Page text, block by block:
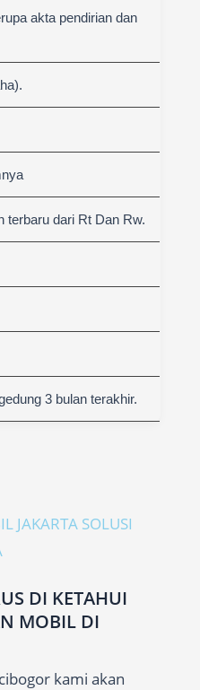
akta pendirian dan
terbaru dari Rt Dan Rw.
3 bulan terakhir.
JAKARTA SOLUSI
DI KETAHUI
MOBIL DI
kami akan